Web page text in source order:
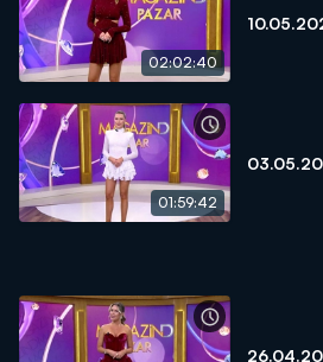
02:02:40
01:59:42